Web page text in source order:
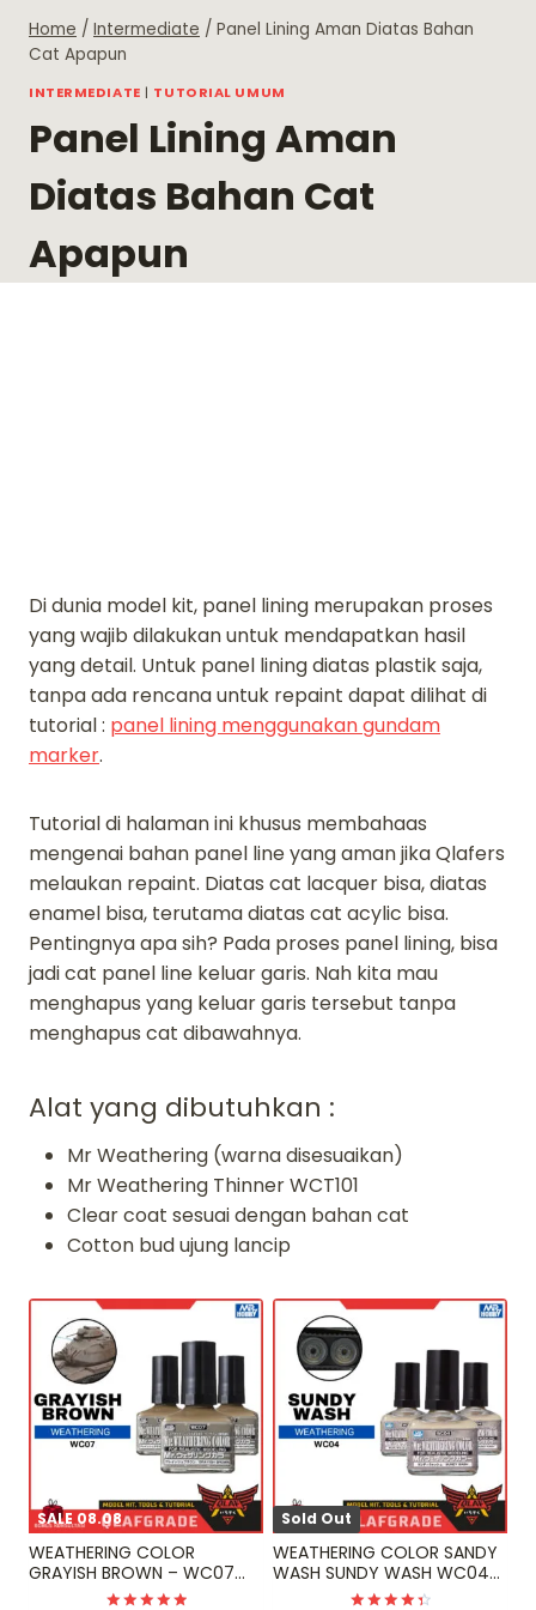
Home / Intermediate / Panel Lining Aman Diatas Bahan
Cat Apapun
INTERMEDIATE | TUTORIAL UMUM
Panel Lining Aman
Diatas Bahan Cat
Apapun
Di dunia model kit, panel lining merupakan proses
yang wajib dilakukan untuk mendapatkan hasil
yang detail. Untuk panel lining diatas plastik saja,
tanpa ada rencana untuk repaint dapat dilihat di
tutorial : panel lining menggunakan gundam
marker.
Tutorial di halaman ini khusus membahaas
mengenai bahan panel line yang aman jika Qlafers
melaukan repaint. Diatas cat lacquer bisa, diatas
enamel bisa, terutama diatas cat acylic bisa.
Pentingnya apa sih? Pada proses panel lining, bisa
jadi cat panel line keluar garis. Nah kita mau
menghapus yang keluar garis tersebut tanpa
menghapus cat dibawahnya.
Alat yang dibutuhkan :
Mr Weathering (warna disesuaikan)
Mr Weathering Thinner WCT101
Clear coat sesuai dengan bahan cat
Cotton bud ujung lancip
SALE 08.08
WEATHERING COLOR
GRAYISH BROWN – WC07
WC 07 Mr Hobby
Sold Out
WEATHERING COLOR SANDY
WASH SUNDY WASH WC04
WC 04 Mr Hobby